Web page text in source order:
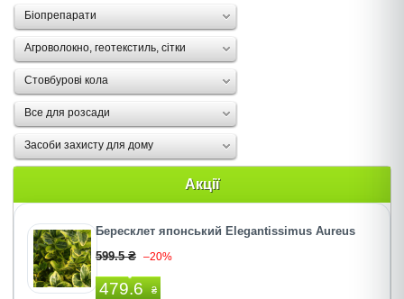
Біопрепарати
Агроволокно, геотекстиль, сітки
Стовбурові кола
Все для розсади
Засоби захисту для дому
Акції
Бересклет японський Elegantissimus Aureus
599.5 ₴ –20%
479.6 ₴